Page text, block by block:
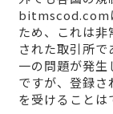
bitmscod.com
ため、これは非
された取引所
一の問題が発
ですが、登録さ
を受けることは